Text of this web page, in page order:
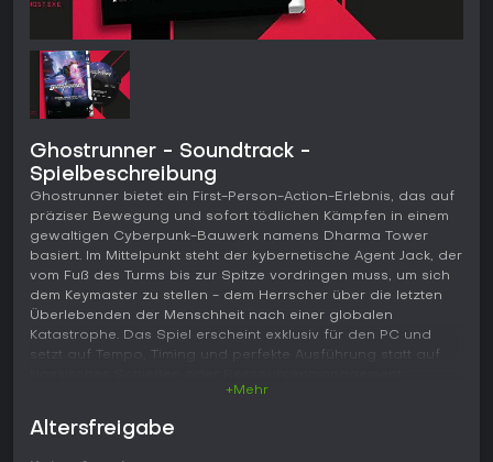
Ghostrunner - Soundtrack -
Spielbeschreibung
Ghostrunner bietet ein First-Person-Action-Erlebnis, das auf
präziser Bewegung und sofort tödlichen Kämpfen in einem
gewaltigen Cyberpunk-Bauwerk namens Dharma Tower
basiert. Im Mittelpunkt steht der kybernetische Agent Jack, der
vom Fuß des Turms bis zur Spitze vordringen muss, um sich
dem Keymaster zu stellen - dem Herrscher über die letzten
Überlebenden der Menschheit nach einer globalen
Katastrophe. Das Spiel erscheint exklusiv für den PC und
setzt auf Tempo, Timing und perfekte Ausführung statt auf
Im Zentrum steht ein flüssiges Zusammenspiel aus schnellen
+Mehr
Altersfreigabe